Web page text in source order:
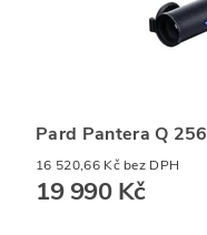
Pard Pantera Q 256
16 520,66 Kč bez DPH
19 990 Kč